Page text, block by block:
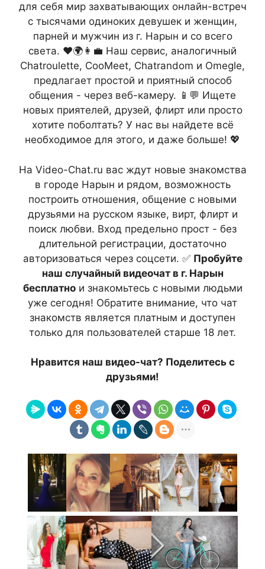
для себя мир захватывающих онлайн-встреч
с тысячами одиноких девушек и женщин,
парней и мужчин из г. Нарын и со всего
света. ❤️🌍👩‍💼 Наш сервис, аналогичный
Chatroulette, CooMeet, Chatrandom и Omegle,
предлагает простой и приятный способ
общения - через веб-камеру. 📱💬 Ищете
новых приятелей, друзей, флирт или просто
хотите поболтать? У нас вы найдете всё
необходимое для этого, и даже больше! 💖
На Video-Chat.ru вас ждут новые знакомства
в городе Нарын и рядом, возможность
построить отношения, общение с новыми
друзьями на русском языке, вирт, флирт и
поиск любви. Вход предельно прост - без
длительной регистрации, достаточно
авторизоваться через соцсети. ✅ Пробуйте
наш случайный видеочат в г. Нарын
бесплатнои знакомьтесь с новыми людьми
уже сегодня! Обратите внимание, что чат
знакомств является платным и доступен
только для пользователей старше 18 лет.
Нравится наш видео-чат? Поделитесь с
друзьями!